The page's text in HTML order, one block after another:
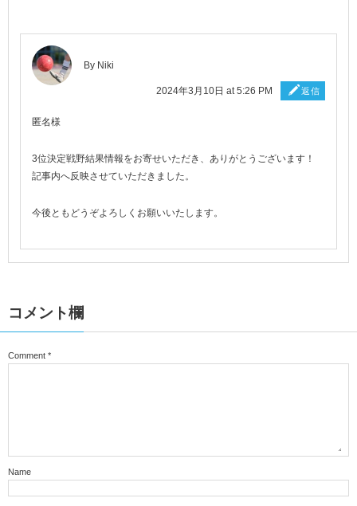
By Niki
2024年3月10日 at 5:26 PM 返信
匿名様
3位決定戦野結果情報をお寄せいただき、ありがとうございます！
記事内へ反映させていただきました。
今後ともどうぞよろしくお願いいたします。
コメント欄
Comment *
Name